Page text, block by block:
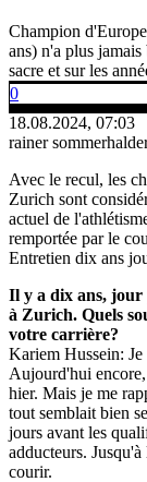
Champion
ans) n'a plus
sacre et sur les
0
18.08.2024, 07:03
rainer
Avec le recul, les
Zurich sont
actuel de
remportée par le
Entretien dix ans
Il y a dix ans, jour
à Zurich. Quels
votre carrière?
Kariem Hussein:
Aujourd'hui
hier. Mais je me
tout semblait bien
jours avant les
adducteurs.
courir.